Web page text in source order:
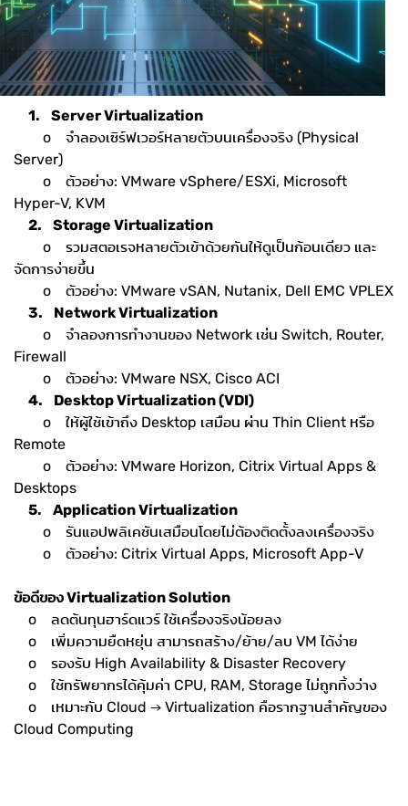
1. Server Virtualization
o จำลองเซิร์ฟเวอร์หลายตัวบนเครื่องจริง (Physical
Server)
o ตัวอย่าง: VMware vSphere/ESXi, Microsoft
Hyper-V, KVM
2. Storage Virtualization
o รวมสตอเรจหลายตัวเข้าด้วยกันให้ดูเป็นก้อนเดียว และ
จัดการง่ายขึ้น
o ตัวอย่าง: VMware vSAN, Nutanix, Dell EMC VPLEX
3. Network Virtualization
o จำลองการทำงานของ Network เช่น Switch, Router,
Firewall
o ตัวอย่าง: VMware NSX, Cisco ACI
4. Desktop Virtualization (VDI)
o ให้ผู้ใช้เข้าถึง Desktop เสมือน ผ่าน Thin Client หรือ
Remote
o ตัวอย่าง: VMware Horizon, Citrix Virtual Apps &
Desktops
5. Application Virtualization
o รันแอปพลิเคชันเสมือนโดยไม่ต้องติดตั้งลงเครื่องจริง
o ตัวอย่าง: Citrix Virtual Apps, Microsoft App-V
ข้อดีของ Virtualization Solution
o ลดต้นทุนฮาร์ดแวร์ ใช้เครื่องจริงน้อยลง
o เพิ่มความยืดหยุ่น สามารถสร้าง/ย้าย/ลบ VM ได้ง่าย
o รองรับ High Availability & Disaster Recovery
o ใช้ทรัพยากรได้คุ้มค่า CPU, RAM, Storage ไม่ถูกทิ้งว่าง
o เหมาะกับ Cloud → Virtualization คือรากฐานสำคัญของ
Cloud Computing